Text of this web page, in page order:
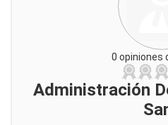
0 opiniones
Administración